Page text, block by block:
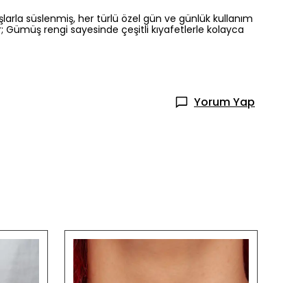
süslenmiş, her türlü özel gün ve günlük kullanım
Gümüş rengi sayesinde çeşitli kıyafetlerle kolayca
Yorum Yap